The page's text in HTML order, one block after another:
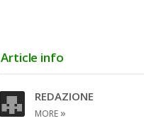
Article info
REDAZIONE
MORE »